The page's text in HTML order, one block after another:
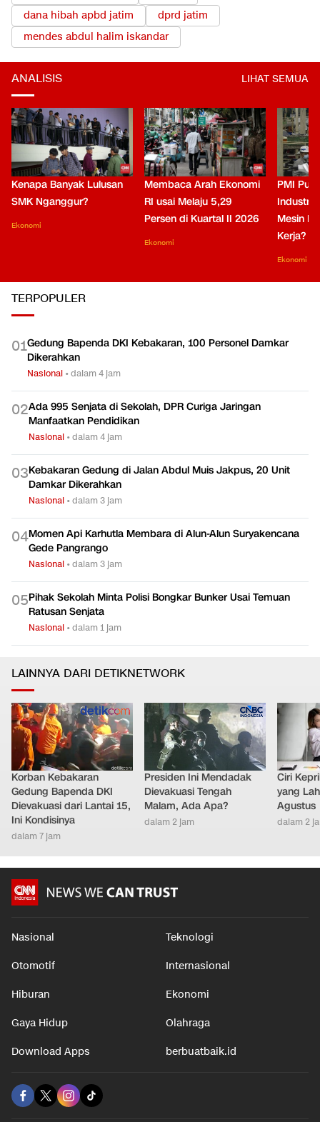
dana hibah apbd jatim
dprd jatim
mendes abdul halim iskandar
ANALISIS LIHAT SEMUA
Kenapa Banyak Lulusan
SMK Nganggur?
Ekonomi
Membaca Arah Ekonomi
RI usai Melaju 5,29
Persen di Kuartal II 2026
Ekonomi
PMI
Industri
Mesin
Kerja?
Ekonomi
TERPOPULER
01Gedung Bapenda DKI Kebakaran, 100 Personel Damkar
Dikerahkan
Nasional •dalam 4 jam
02Ada 995 Senjata di Sekolah, DPR Curiga Jaringan
Manfaatkan Pendidikan
Nasional •dalam 4 jam
03Kebakaran Gedung di Jalan Abdul Muis Jakpus, 20 Unit
Damkar Dikerahkan
Nasional •dalam 3 jam
04Momen Api Karhutla Membara di Alun-Alun Suryakencana
Gede Pangrango
Nasional •dalam 3 jam
05Pihak Sekolah Minta Polisi Bongkar Bunker Usai Temuan
Ratusan Senjata
Nasional •dalam 1 jam
LAINNYA DARI DETIKNETWORK
Korban Kebakaran
Gedung Bapenda DKI
Dievakuasi dari Lantai 15,
Ini Kondisinya
dalam 7 jam
Presiden Ini Mendadak
Dievakuasi Tengah
Malam, Ada Apa?
dalam 2 jam
Ciri
yang
Agustus
dalam 2
Nasional Teknologi
Otomotif Internasional
Hiburan Ekonomi
Gaya Hidup Olahraga
Download Apps berbuatbaik.id